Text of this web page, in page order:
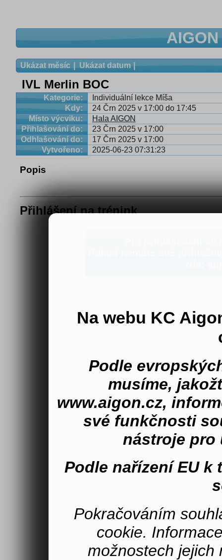
Na webu KC
Podle
musíme,
www.aigon.cz,
své funkčnosti
nástroje pro
Podle nařízení EU k
Pokračováním
cookie.
možnostech jejich
Ukázat měsíc Ukázat datum
IVL Merlin BOC
Kategorie:
Individuální lekce Míša
Kdy:
24 Črn 2025 v 17:00 do 17:45
Místo výcviku:
Hala AIGON
Přihlašování do:
23 Črn 2025 v 17:00
Odhlašování do:
17 Črn 2025 v 17:00
Vytvořeno:
2025-06-23 07:31:23
Popis
Přihlášení na trénink